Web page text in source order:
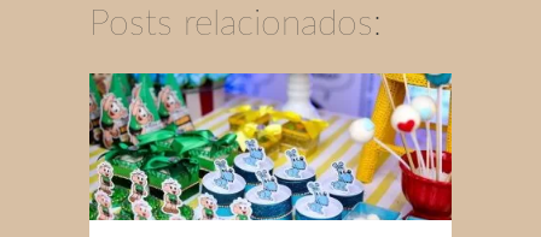
Posts relacionados: